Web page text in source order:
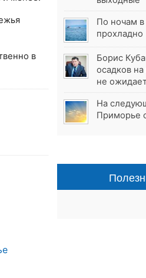
в
По ночам
прохладно
Борис
осадков
не
На
Приморье